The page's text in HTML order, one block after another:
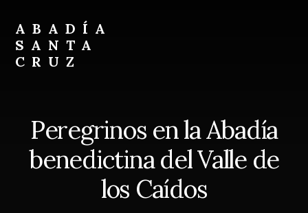
content
footer
ABADÍA
SANTA
CRUZ
Peregrinos en la Abadía
benedictina del Valle de
los Caídos